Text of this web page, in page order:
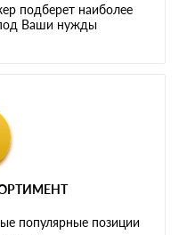
подберет наиболее
Ваши нужды
популярные позиции